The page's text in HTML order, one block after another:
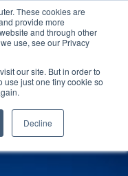
These cookies are
provide more
and through other
use, see our Privacy
our site. But in order to
use just one tiny cookie so
Decline